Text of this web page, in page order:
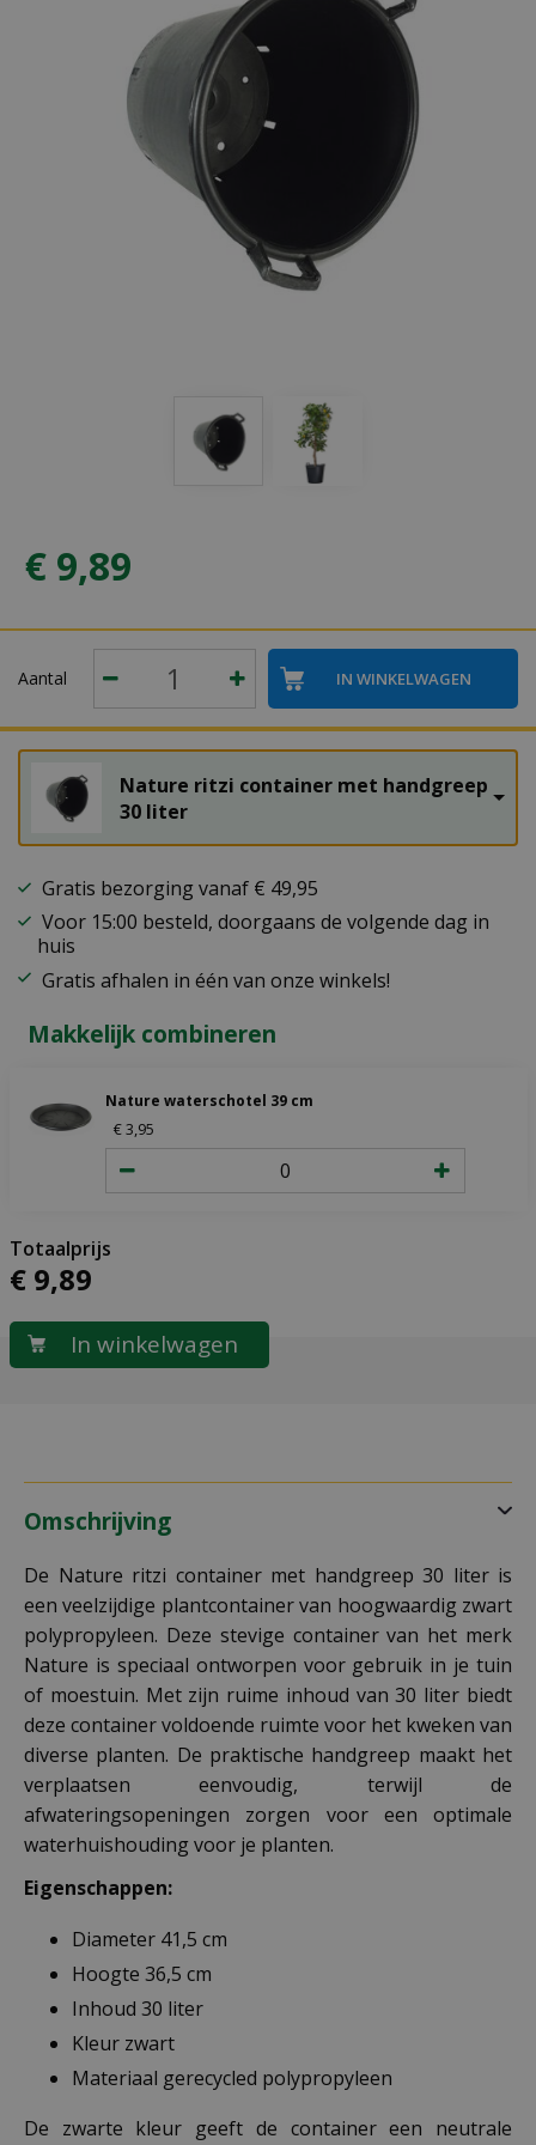
€ 9,89
Aantal
Nature ritzi container met handgreep
30 liter
Gratis bezorging vanaf € 49,95
Voor 15:00 besteld, doorgaans de volgende dag in
huis
Gratis afhalen in één van onze winkels!
Makkelijk combineren
Nature waterschotel 39 cm
€3,95
€ 9,89
Omschrijving
De Nature ritzi container met handgreep 30 liter is
een veelzijdige plantcontainer van hoogwaardig zwart
polypropyleen. Deze stevige container van het merk
Nature is speciaal ontworpen voor gebruik in je tuin
of moestuin. Met zijn ruime inhoud van 30 liter biedt
deze container voldoende ruimte voor het kweken van
diverse planten. De praktische handgreep maakt het
verplaatsen eenvoudig, terwijl de
afwateringsopeningen zorgen voor een optimale
waterhuishouding voor je planten.
Eigenschappen:
Diameter 41,5 cm
Hoogte 36,5 cm
Inhoud 30 liter
Kleur zwart
Materiaal gerecycled polypropyleen
De zwarte kleur geeft de container een neutrale